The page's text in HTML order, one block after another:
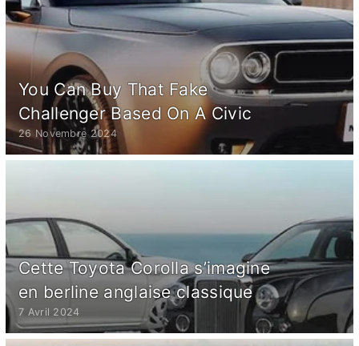
You Can Buy That Fake
Challenger Based On A Civic
26 Novembre 2024
Cette Toyota Corolla s’imagine
en berline anglaise classique
7 Avril 2024